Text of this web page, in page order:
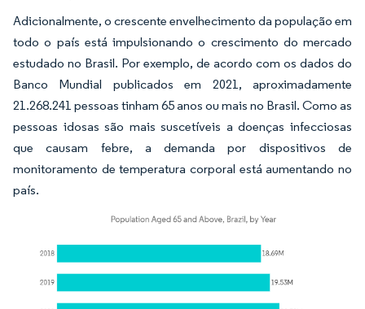
Adicionalmente, o crescente envelhecimento da população em
todo o país está impulsionando o crescimento do mercado
estudado no Brasil. Por exemplo, de acordo com os dados do
Banco Mundial publicados em 2021, aproximadamente
21.268.241 pessoas tinham 65 anos ou mais no Brasil. Como as
pessoas idosas são mais suscetíveis a doenças infecciosas
que causam febre, a demanda por dispositivos de
monitoramento de temperatura corporal está aumentando no
país.